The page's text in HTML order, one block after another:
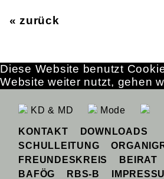
« zurück
KD & MD Mode
KONTAKT
DOWNLOADS
SCHULLEITUNG
FREUNDESKREIS
BEIRAT
BAFÖG
RBS-B
Diese Website benutzt
Website weiter nutzt, gehen